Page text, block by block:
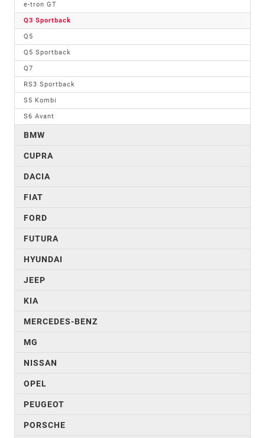
e-tron GT
Q3 Sportback
Q5
Q5 Sportback
Q7
RS3 Sportback
S5 Kombi
S6 Avant
BMW
CUPRA
DACIA
FIAT
FORD
FUTURA
HYUNDAI
JEEP
KIA
MERCEDES-BENZ
MG
NISSAN
OPEL
PEUGEOT
PORSCHE